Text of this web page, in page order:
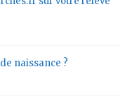
naissance ?